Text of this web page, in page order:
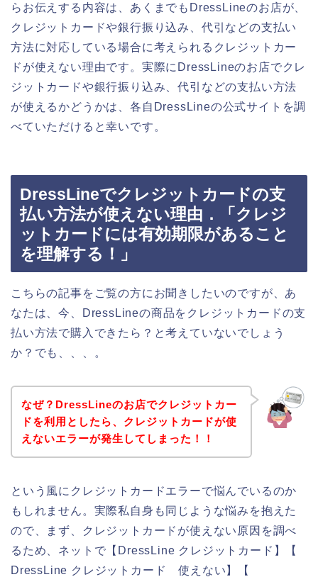
らお伝えする内容は、あくまでもDressLineのお店が、
クレジットカードや銀行振り込み、代引などの支払い
方法に対応している場合に考えられるクレジットカー
ドが使えない理由です。実際にDressLineのお店でクレ
ジットカードや銀行振り込み、代引などの支払い方法
が使えるかどうかは、各自DressLineの公式サイトを調
べていただけると幸いです。
DressLineでクレジットカードの支
払い方法が使えない理由．「クレジ
ットカードには有効期限があること
を理解する！」
こちらの記事をご覧の方にお聞きしたいのですが、あ
なたは、今、DressLineの商品をクレジットカードの支
払い方法で購入できたら？と考えていないでしょう
か？でも、、、。
なぜ？DressLineのお店でクレジットカー
ドを利用としたら、クレジットカードが使
えないエラーが発生してしまった！！
という風にクレジットカードエラーで悩んでいるのか
もしれません。実際私自身も同じような悩みを抱えた
ので、まず、クレジットカードが使えない原因を調べ
るため、ネットで【DressLine クレジットカード】【
DressLine クレジットカード 使えない】【